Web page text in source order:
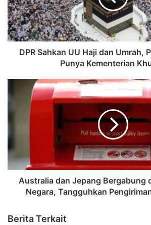
DPR Sahkan UU Haji dan Umrah,
Punya Kementerian
Australia dan Jepang Bergabung
Negara, Tangguhkan
Berita Terkait